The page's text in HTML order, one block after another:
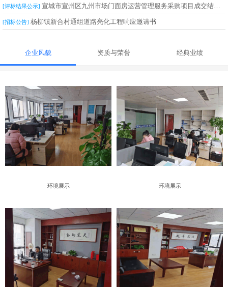
[评标结果公示] 宣城市宣州区九州市场门面房运营管理服务采购项目成交结果公告
[招标公告] 杨柳镇新合村通组道路亮化工程响应邀请书
企业风貌 资质与荣誉 经典业绩
环境展示 环境展示